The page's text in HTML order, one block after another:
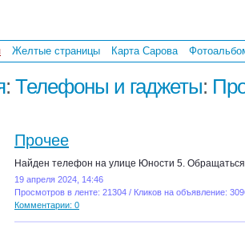
Желтые страницы Карта Сарова
: Телефоны и гаджеты:
Прочее
Найден телефон на улице Юности 5.
19 апреля 2024, 14:46
Просмотров в ленте: 21304 / Кликов на объявление:
Комментарии: 0